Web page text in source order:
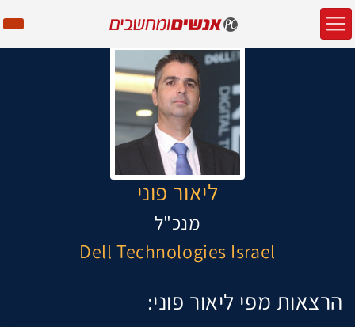
ליאור פוני
מנכ"ל
Dell Technologies Israel
הרצאות מפי ליאור פוני: